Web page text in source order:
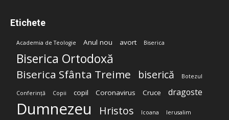
Etichete
Academia de Teologie Anul nou avort Biserica
Biserica Ortodoxă
Biserica Sfânta Treime biserică Botezul
Conferință Copii copil Coronavirus Cruce dragoste
Dumnezeu Hristos Icoana Ierusalim